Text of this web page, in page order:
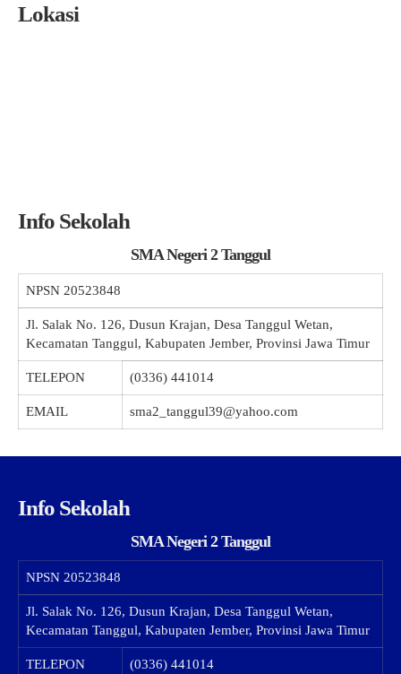
Lokasi
Info Sekolah
SMA Negeri 2 Tanggul
NPSN 20523848
Jl. Salak No. 126, Dusun Krajan, Desa Tanggul Wetan,
Kecamatan Tanggul, Kabupaten Jember, Provinsi Jawa Timur
TELEPON (0336) 441014
EMAIL sma2_tanggul39@yahoo.com
Info Sekolah
SMA Negeri 2 Tanggul
NPSN 20523848
Jl. Salak No. 126, Dusun Krajan, Desa Tanggul Wetan,
Kecamatan Tanggul, Kabupaten Jember, Provinsi Jawa Timur
TELEPON (0336) 441014